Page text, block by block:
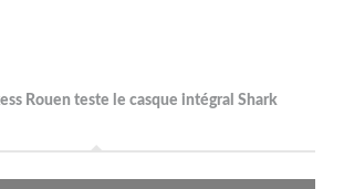
Rouen teste le casque intégral Shark